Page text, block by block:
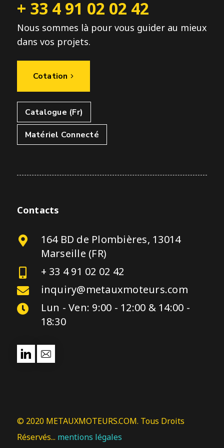
+ 33 4 91 02 02 42
Nous sommes là pour vous guider au mieux
dans vos projets.
Cotation
Catalogue (Fr)
Matériel Connecté
Contacts
164 BD de Plombières, 13014
Marseille (FR)
+ 33 4 91 02 02 42
inquiry@metauxmoteurs.com
Lun - Ven: 9:00 - 12:00 & 14:00 -
18:30
© 2020 METAUXMOTEURS.COM. Tous Droits
Réservés... mentions légales